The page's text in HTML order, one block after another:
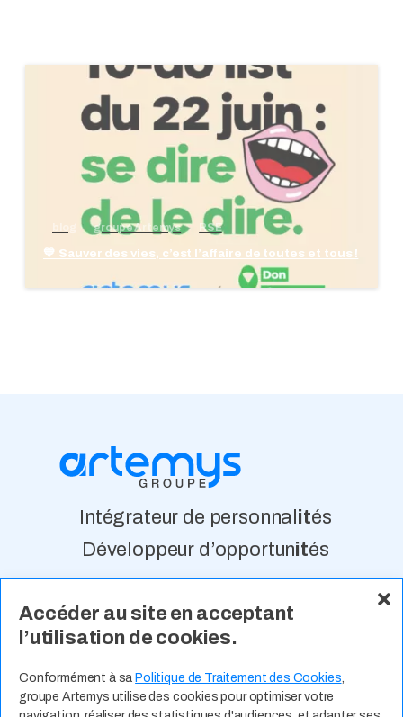
Accéder au site en acceptant
l’utilisation de cookies.
Conformément à sa Politique de Traitement des Cookies,
groupe Artemys utilise des cookies pour optimiser votre
groupe Artemys RSE
💙 Sauver des vies, c’est l’affaire de toutes et tous !
Intégrateur de personnal ités
Développeur d’opportunités
À Propos Nos Valeurs Actualité
Contact Expertises Métiers
Espace Talents Offres d’Emploi
Candidature Spontanée